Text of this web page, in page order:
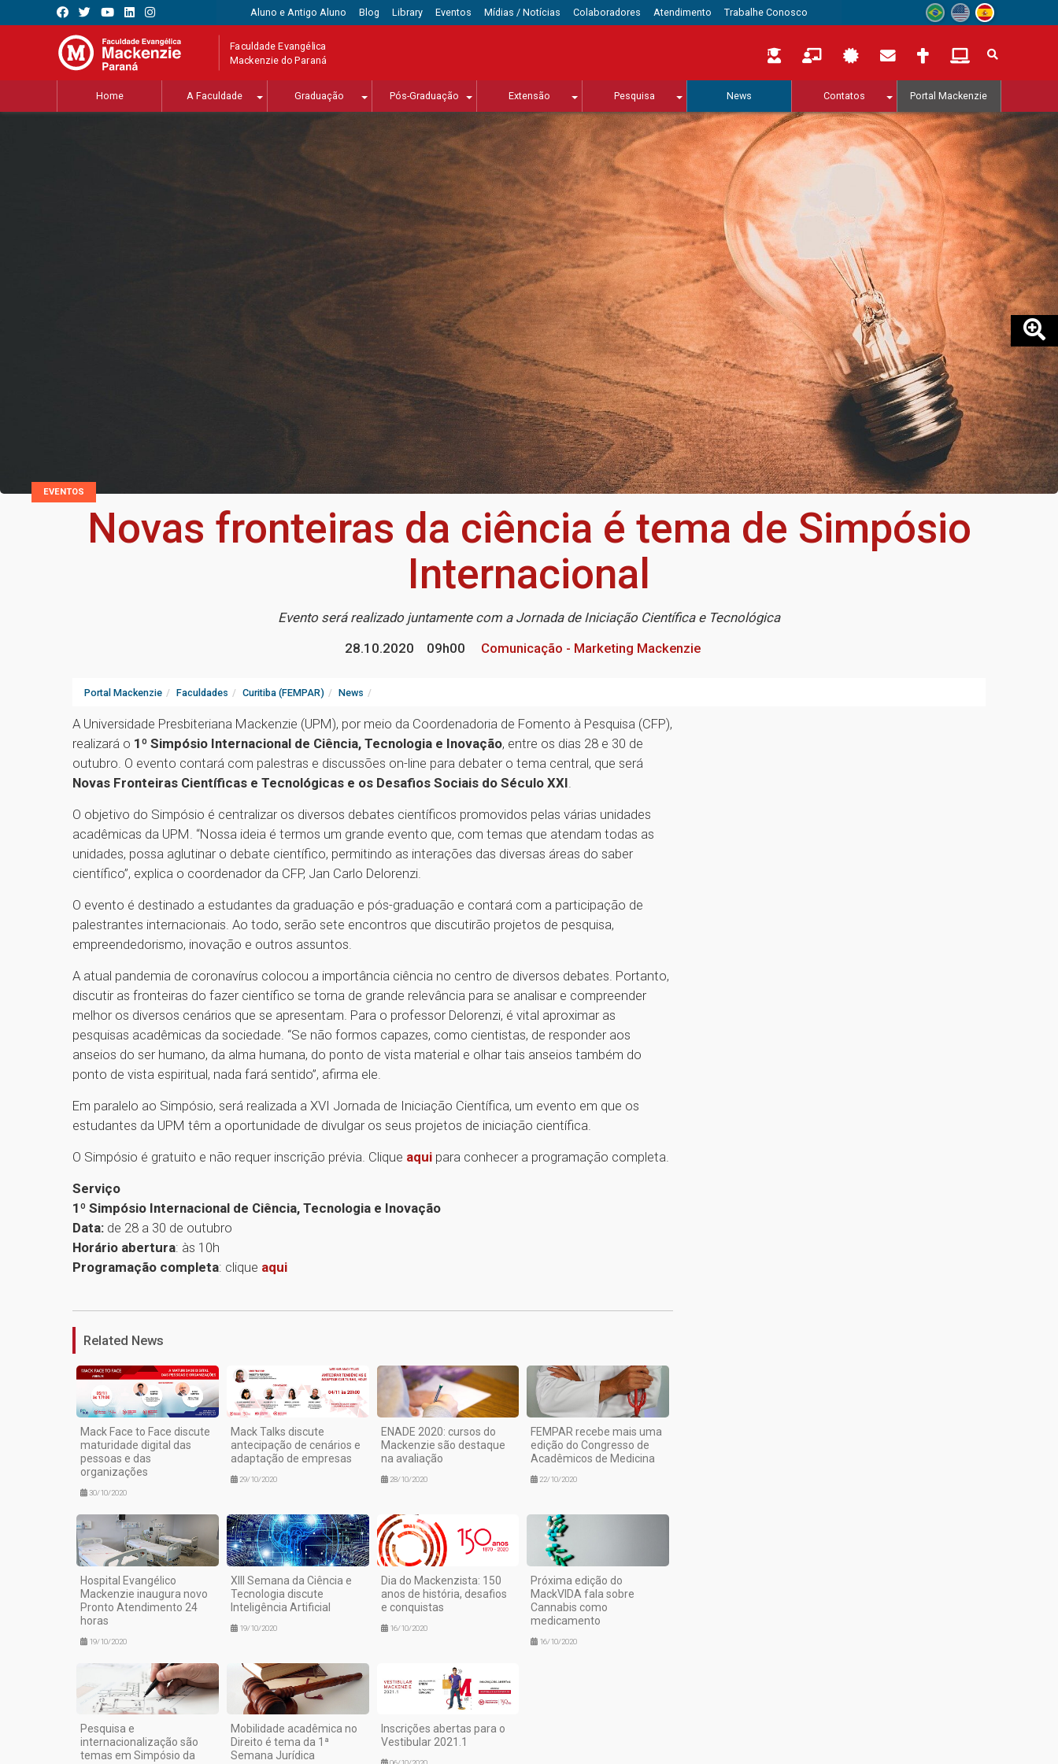
Aluno e Antigo Aluno Blog Library Eventos Mídias / Notícias Colaboradores Atendimento Trabalhe Conosco
Faculdade Evangélica
Mackenzie do Paraná
Home A Faculdade Graduação Pós-Graduação Extensão Pesquisa News Contatos Portal Mackenzie
EVENTOS
Novas fronteiras da ciência é tema de Simpósio
Internacional
Evento será realizado juntamente com a Jornada de Iniciação Científica e Tecnológica
28.10.2020
09h00 Comunicação - Marketing Mackenzie
Portal Mackenzie Faculdades Curitiba (FEMPAR) News
A Universidade Presbiteriana Mackenzie (UPM), por meio da Coordenadoria de Fomento à Pesquisa (CFP),
realizará o 1º Simpósio Internacional de Ciência, Tecnologia e Inovação, entre os dias 28 e 30 de
outubro. O evento contará com palestras e discussões on-line para debater o tema central, que será
Novas Fronteiras Científicas e Tecnológicas e os Desafios Sociais do Século XXI.
O objetivo do Simpósio é centralizar os diversos debates científicos promovidos pelas várias unidades
acadêmicas da UPM. “Nossa ideia é termos um grande evento que, com temas que atendam todas as
unidades, possa aglutinar o debate científico, permitindo as interações das diversas áreas do saber
científico”, explica o coordenador da CFP, Jan Carlo Delorenzi.
O evento é destinado a estudantes da graduação e pós-graduação e contará com a participação de
palestrantes internacionais. Ao todo, serão sete encontros que discutirão projetos de pesquisa,
empreendedorismo, inovação e outros assuntos.
A atual pandemia de coronavírus colocou a importância ciência no centro de diversos debates. Portanto,
discutir as fronteiras do fazer científico se torna de grande relevância para se analisar e compreender
melhor os diversos cenários que se apresentam. Para o professor Delorenzi, é vital aproximar as
pesquisas acadêmicas da sociedade. “Se não formos capazes, como cientistas, de responder aos
anseios do ser humano, da alma humana, do ponto de vista material e olhar tais anseios também do
ponto de vista espiritual, nada fará sentido”, afirma ele.
Em paralelo ao Simpósio, será realizada a XVI Jornada de Iniciação Científica, um evento em que os
estudantes da UPM têm a oportunidade de divulgar os seus projetos de iniciação científica.
O Simpósio é gratuito e não requer inscrição prévia. Clique aqui para conhecer a programação completa.
Serviço
1º Simpósio Internacional de Ciência, Tecnologia e Inovação
Data: de 28 a 30 de outubro
Horário abertura: às 10h
Programação completa: clique aqui
Related News
Mack Face to Face discute
maturidade digital das
pessoas e das
organizações
30/10/2020
Mack Talks discute
antecipação de cenários e
adaptação de empresas
29/10/2020
ENADE 2020: cursos do
Mackenzie são destaque
na avaliação
28/10/2020
FEMPAR recebe mais uma
edição do Congresso de
Acadêmicos de Medicina
22/10/2020
Hospital Evangélico
Mackenzie inaugura novo
Pronto Atendimento 24
horas
19/10/2020
XIII Semana da Ciência e
Tecnologia discute
Inteligência Artificial
19/10/2020
Dia do Mackenzista: 150
anos de história, desafios
e conquistas
16/10/2020
Próxima edição do
MackVIDA fala sobre
Cannabis como
medicamento
16/10/2020
Pesquisa e
internacionalização são
temas em Simpósio da
Mobilidade acadêmica no
Direito é tema da 1ª
Semana Jurídica
Inscrições abertas para o
Vestibular 2021.1